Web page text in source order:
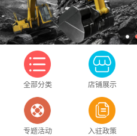
全部分类 店铺展示
专题活动 入驻政策